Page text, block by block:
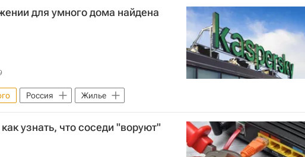
для умного дома найдена
Россия Жилье
узнать, что соседи "воруют"